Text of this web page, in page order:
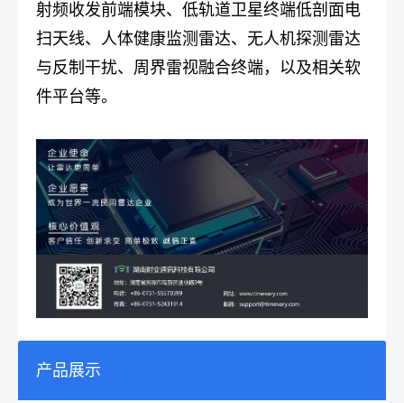
射频收发前端模块、低轨道卫星终端低剖面电
扫天线、人体健康监测雷达、无人机探测雷达
与反制干扰、周界雷视融合终端，以及相关软
件平台等。
产品展示